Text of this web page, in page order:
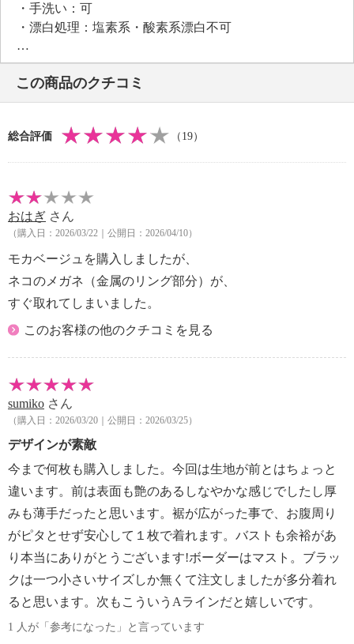
・手洗い：可
・漂白処理：塩素系・酸素系漂白不可
・タンブル乾燥：不可
・自然乾燥：日陰の吊り干し
・アイロン仕上げ：可（高温）
・ドライクリーニング：不可
【メンテナンス（ケアラベル）】
・長時間照射による変退色注意
・水や汗などによる色落ち、色移り注意
・摩擦による色落ち、色移り注意
・素材の特性上、多少の縮みあり
・ネット使用
【個体差あり】
【原産国（地）】
・中国製
この商品のクチコミ
総合評価 （19）
おはぎ さん
（購入日：2026/03/22｜公開日：2026/04/10）
モカベージュを購入しましたが、
ネコのメガネ（金属のリング部分）が、
すぐ取れてしまいました。
このお客様の他のクチコミを見る
sumiko さん
（購入日：2026/03/20｜公開日：2026/03/25）
デザインが素敵
今まで何枚も購入しました。今回は生地が前とはちょっと
違います。前は表面も艶のあるしなやかな感じでしたし厚
みも薄手だったと思います。裾が広がった事で、お腹周り
がピタとせず安心して１枚で着れます。バストも余裕があ
り本当にありがとうございます!ボーダーはマスト。ブラッ
クは一つ小さいサイズしか無くて注文しましたが多分着れ
ると思います。次もこういうAラインだと嬉しいです。
1 人が「参考になった」と言っています